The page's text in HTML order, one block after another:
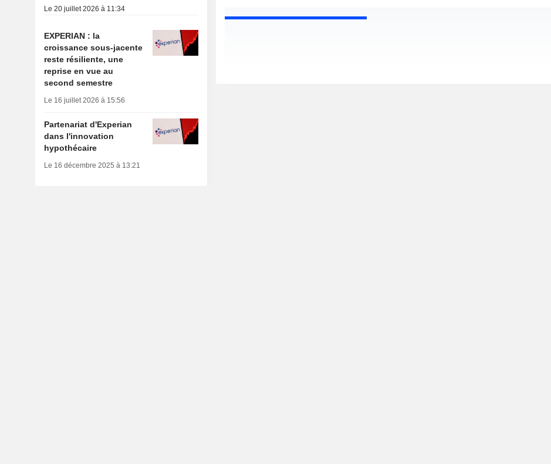
Le 20 juillet 2026 à 11:34
EXPERIAN : la
croissance sous-jacente
reste résiliente, une
reprise en vue au
second semestre
Le 16 juillet 2026 à 15:56
Partenariat d'Experian
dans l'innovation
hypothécaire
Le 16 décembre 2025 à 13:21